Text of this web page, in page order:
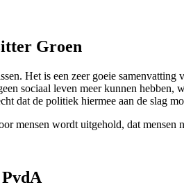
Groen
Het is een zeer goeie samenvatting
sociaal leven meer kunnen
dat de politiek hiermee aan de slag
mensen wordt uitgehold, dat mensen